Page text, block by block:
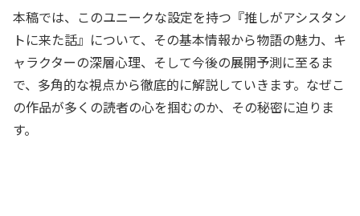
本稿では、このユニークな設定を持つ『推しがアシスタン
トに来た話』について、その基本情報から物語の魅力、キ
ャラクターの深層心理、そして今後の展開予測に至るま
で、多角的な視点から徹底的に解説していきます。なぜこ
の作品が多くの読者の心を掴むのか、その秘密に迫りま
す。